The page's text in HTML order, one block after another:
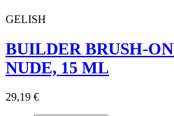
GELISH
BUILDER BRUSH-
NUDE, 15 ML
29,19 €